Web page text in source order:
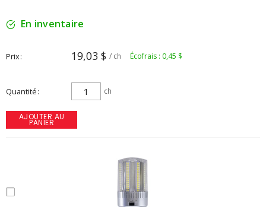
En inventaire
Prix 19,03 $ / ch Écofrais : 0,45 $
Quantité ch
AJOUTER AU
PANIER